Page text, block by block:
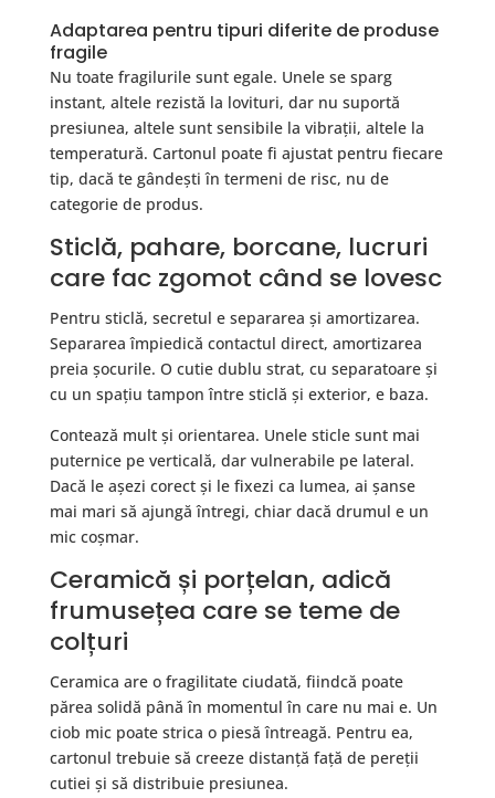
Adaptarea pentru tipuri diferite de produse
fragile
Nu toate fragilurile sunt egale. Unele se sparg
instant, altele rezistă la lovituri, dar nu suportă
presiunea, altele sunt sensibile la vibrații, altele la
temperatură. Cartonul poate fi ajustat pentru fiecare
tip, dacă te gândești în termeni de risc, nu de
categorie de produs.
Sticlă, pahare, borcane, lucruri
care fac zgomot când se lovesc
Pentru sticlă, secretul e separarea și amortizarea.
Separarea împiedică contactul direct, amortizarea
preia șocurile. O cutie dublu strat, cu separatoare și
cu un spațiu tampon între sticlă și exterior, e baza.
Contează mult și orientarea. Unele sticle sunt mai
puternice pe verticală, dar vulnerabile pe lateral.
Dacă le așezi corect și le fixezi ca lumea, ai șanse
mai mari să ajungă întregi, chiar dacă drumul e un
mic coșmar.
Ceramică și porțelan, adică
frumusețea care se teme de
colțuri
Ceramica are o fragilitate ciudată, fiindcă poate
părea solidă până în momentul în care nu mai e. Un
ciob mic poate strica o piesă întreagă. Pentru ea,
cartonul trebuie să creeze distanță față de pereții
cutiei și să distribuie presiunea.